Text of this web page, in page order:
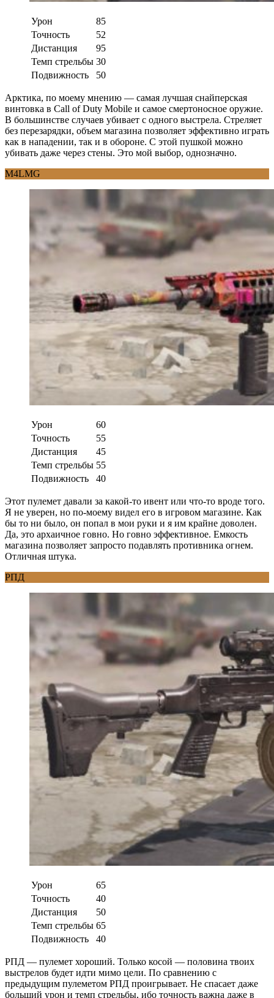
Урон
85
Точность
52
Дистанция
95
Темп стрельбы 30
Подвижность
50
Арктика, по моему мнению — самая лучшая снайперская
винтовка в Call of Duty Mobile и самое смертоносное оружие.
В большинстве случаев убивает с одного выстрела. Стреляет
без перезарядки, объем магазина позволяет эффективно играть
как в нападении, так и в обороне. С этой пушкой можно
убивать даже через стены. Это мой выбор, однозначно.
M4LMG
Урон
60
Точность
55
Дистанция
45
Темп стрельбы 55
Подвижность
40
Этот пулемет давали за какой-то ивент или что-то вроде того.
Я не уверен, но по-моему видел его в игровом магазине. Как
бы то ни было, он попал в мои руки и я им крайне доволен.
Да, это архаичное говно. Но говно эффективное. Емкость
магазина позволяет запросто подавлять противника огнем.
Отличная штука.
РПД
Урон
65
Точность
40
Дистанция
50
Темп стрельбы 65
Подвижность
40
РПД — пулемет хороший. Только косой — половина твоих
выстрелов будет идти мимо цели. По сравнению с
предыдущим пулеметом РПД проигрывает. Не спасает даже
больший урон и темп стрельбы, ибо точность важна даже в